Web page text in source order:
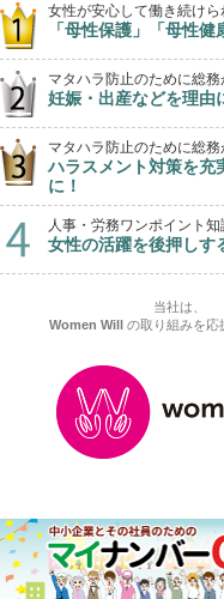
女性が安心して働き続けら
「母性保護」「母性
マタハラ防止のために総務
妊娠・出産などを理由
マタハラ防止のために総務
ハラスメント対策を充
に！
人事・労務ワンポイント知
女性の活躍を後押しす
当社は、
Women Willの取り組みを応